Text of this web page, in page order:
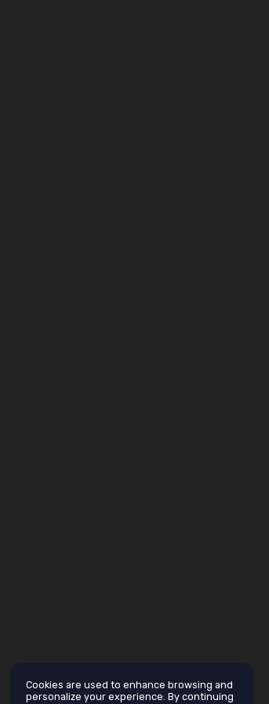
Cookies are used to enhance browsing and
personalize your experience. By continuing